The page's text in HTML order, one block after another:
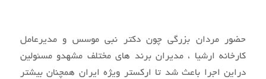
حضور مردان بزرگی چون دکتر نبی موسس و مدیرعامل
کارخانه ارشیا ، مدیران برند های مختلف مشهدو مسئولین
دراین اجرا باعث شد تا ارکستر ویژه ایران همچنان بیشتر